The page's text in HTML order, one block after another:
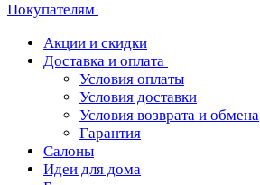
Покупателям
Акции и скидки
Доставка и оплата
Условия оплаты
Условия доставки
Условия возврата и обмена
Гарантия
Салоны
Идеи для дома